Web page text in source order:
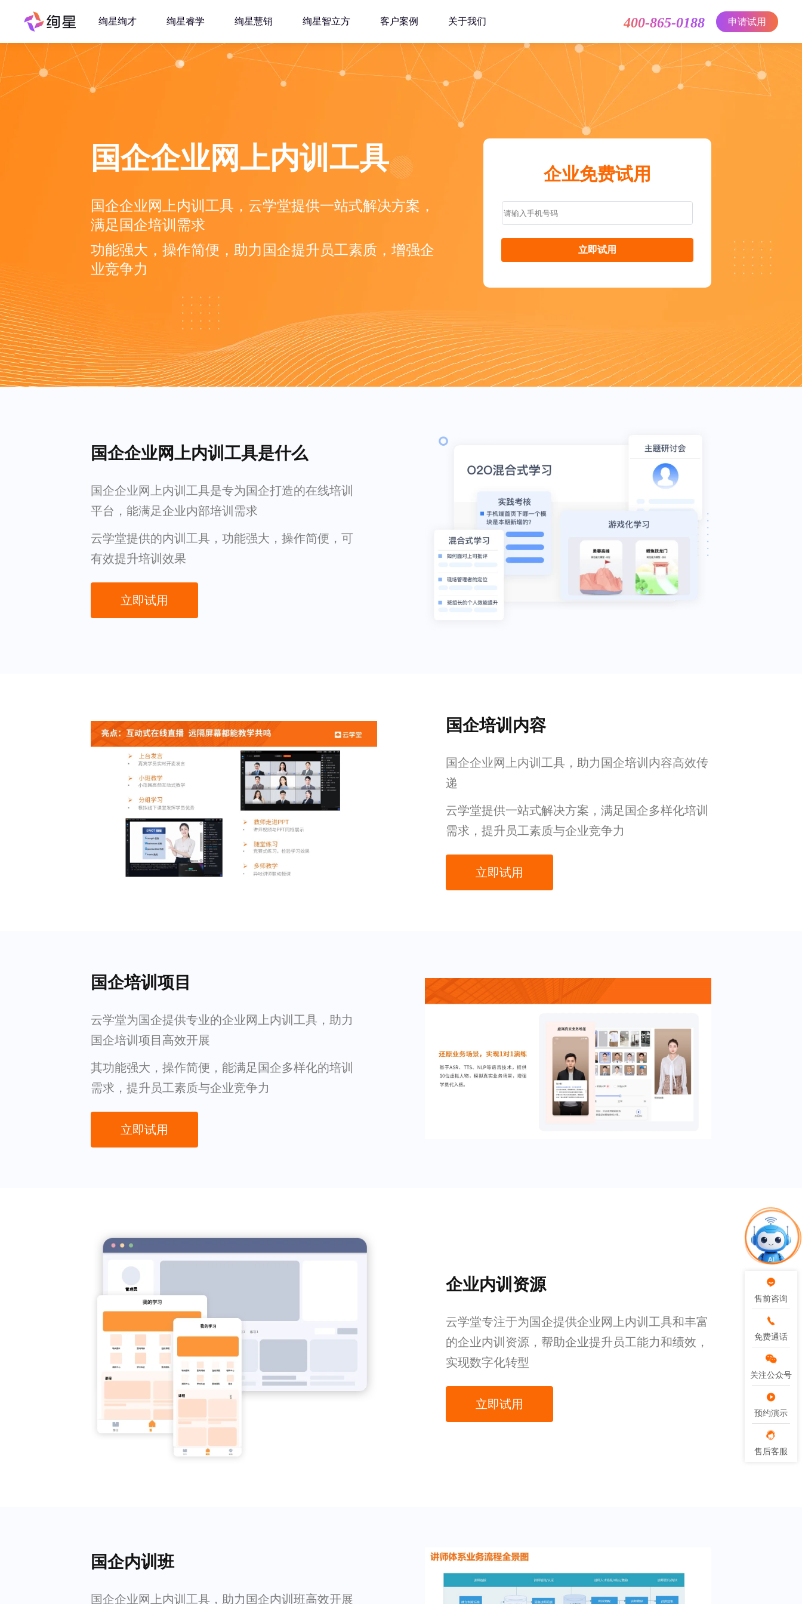
绚星绚才 绚星睿学 绚星慧销 绚星智立方 客户案例 关于我们 400-865-0188 申请试用
售前咨询
免费通话
关注公众号
预约演示
售后客服
国企企业网上内训工具
国企企业网上内训工具，云学堂提供一站式解决方案，
满足国企培训需求
功能强大，操作简便，助力国企提升员工素质，增强企
业竞争力
企业免费试用
立即试用
国企企业网上内训工具是什么
国企企业网上内训工具是专为国企打造的在线培训
平台，能满足企业内部培训需求
云学堂提供的内训工具，功能强大，操作简便，可
有效提升培训效果
立即试用
国企培训内容
国企企业网上内训工具，助力国企培训内容高效传
递
云学堂提供一站式解决方案，满足国企多样化培训
需求，提升员工素质与企业竞争力
立即试用
国企培训项目
云学堂为国企提供专业的企业网上内训工具，助力
国企培训项目高效开展
其功能强大，操作简便，能满足国企多样化的培训
需求，提升员工素质与企业竞争力
立即试用
企业内训资源
云学堂专注于为国企提供企业网上内训工具和丰富
的企业内训资源，帮助企业提升员工能力和绩效，
实现数字化转型
立即试用
国企内训班
国企企业网上内训工具，助力国企内训班高效开展
售前咨询
免费通话
关注公众号
预约演示
售后客服